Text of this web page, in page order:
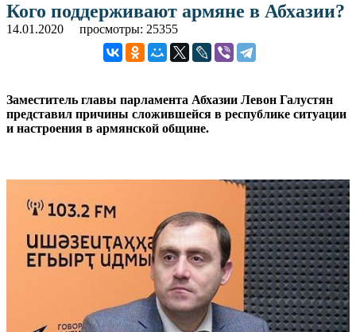
Кого поддерживают армяне в Абхазии?
14.01.2020 просмотры: 25355
Заместитель главы парламента Абхазии Левон Галустян
представил причины сложившейся в республике ситуации
и настроения в армянской общине.